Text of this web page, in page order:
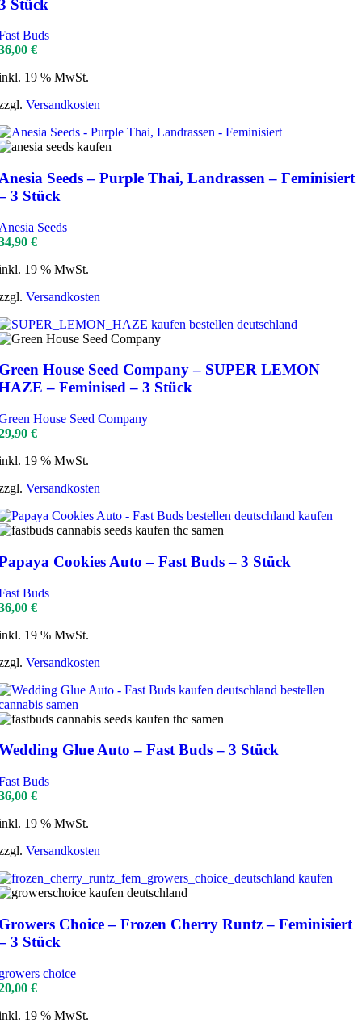
Stück
Buds
€
19 % MwSt.
Versandkosten
Seeds – Purple Thai, Landrassen – Feminisiert
3 Stück
Seeds
€
19 % MwSt.
Versandkosten
House Seed Company – SUPER LEMON
– Feminised – 3 Stück
House Seed Company
€
19 % MwSt.
Versandkosten
Cookies Auto – Fast Buds – 3 Stück
Buds
€
19 % MwSt.
Versandkosten
Glue Auto – Fast Buds – 3 Stück
Buds
€
19 % MwSt.
Versandkosten
Choice – Frozen Cherry Runtz – Feminisiert
3 Stück
choice
€
19 % MwSt.